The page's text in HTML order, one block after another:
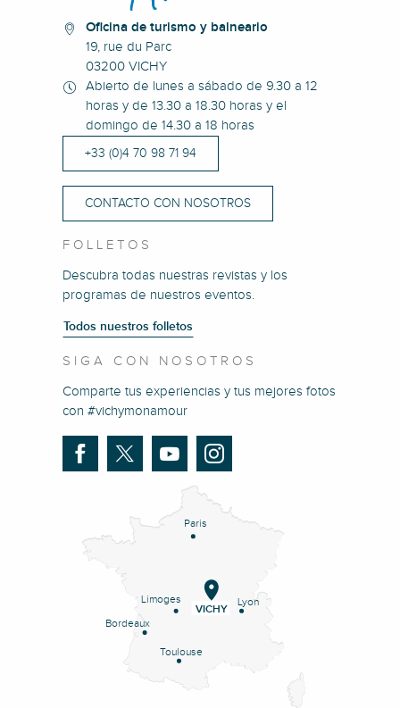
Oficina de turismo y balneario
19, rue du Parc
03200 VICHY
Abierto de lunes a sábado de 9.30 a 12
horas y de 13.30 a 18.30 horas y el
domingo de 14.30 a 18 horas
+33 (0)4 70 98 71 94
CONTACTO CON NOSOTROS
FOLLETOS
Descubra todas nuestras revistas y los
programas de nuestros eventos.
Todos nuestros folletos
SIGA CON NOSOTROS
Comparte tus experiencias y tus mejores fotos
con #vichymonamour
Paris
Lyon
Limoges
Bordeaux
Toulouse
VICHY